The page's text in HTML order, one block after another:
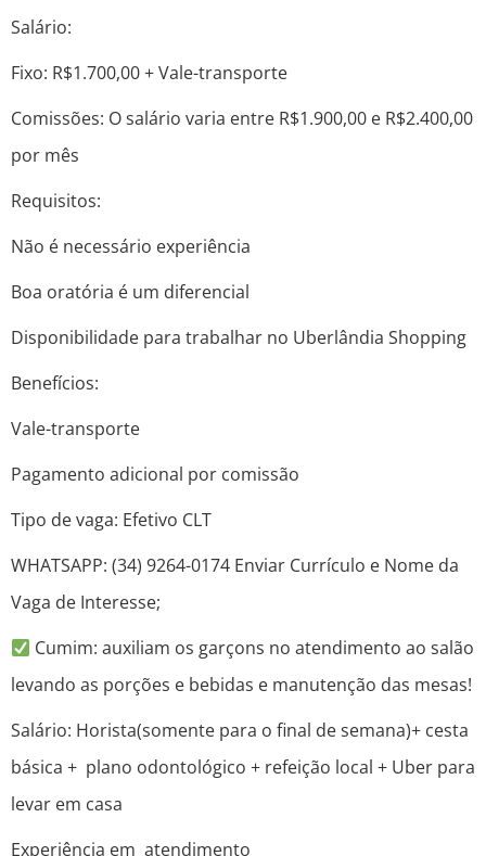
Salário:
Fixo: R$1.700,00 + Vale-transporte
Comissões: O salário varia entre R$1.900,00 e R$2.400,00
por mês
Requisitos:
Não é necessário experiência
Boa oratória é um diferencial
Disponibilidade para trabalhar no Uberlândia Shopping
Benefícios:
Vale-transporte
Pagamento adicional por comissão
Tipo de vaga: Efetivo CLT
WHATSAPP: (34) 9264-0174 Enviar Currículo e Nome da
Vaga de Interesse;
Cumim: auxiliam os garçons no atendimento ao salão
levando as porções e bebidas e manutenção das mesas!
Salário: Horista(somente para o final de semana)+ cesta
básica + plano odontológico + refeição local + Uber para
levar em casa
Experiência em atendimento